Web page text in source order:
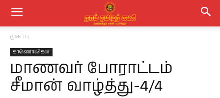
முகப்பு
காணொலிகள்
மாணவர் போராட்டம்
சீமான் வாழ்த்து-4/4